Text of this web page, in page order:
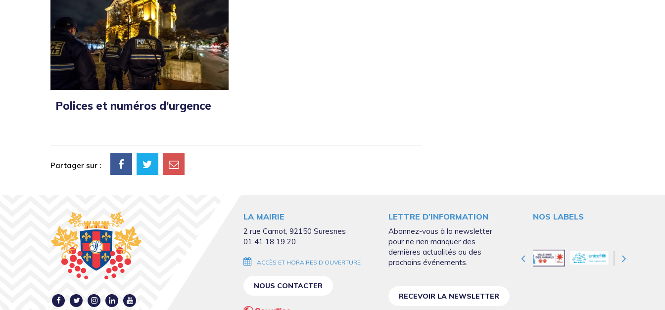
Polices et numéros d’urgence
Partager sur :
LA MAIRIE
2 rue Carnot, 92150 Suresnes
01 41 18 19 20
ACCÈS ET HORAIRES D’OUVERTURE
NOUS CONTACTER
LETTRE D’INFORMATION
Abonnez-vous à la newsletter
pour ne rien manquer des
dernières actualités ou des
prochains événements.
RECEVOIR LA NEWSLETTER
NOS LABELS